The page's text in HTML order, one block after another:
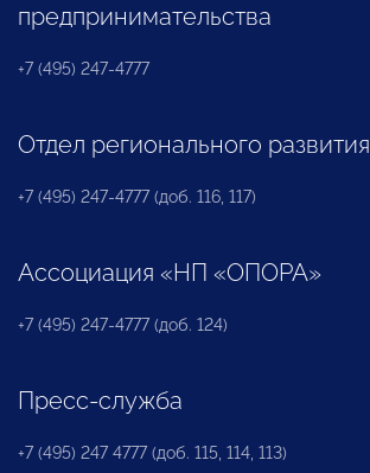
предпринимательства
+7 (495) 247-4777
Отдел регионального развития
+7 (495) 247-4777 (доб. 116, 117)
Ассоциация «НП «ОПОРА»
+7 (495) 247-4777 (доб. 124)
Пресс-служба
+7 (495) 247 4777 (доб. 115, 114, 113)